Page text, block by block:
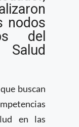
nodos
del
buscan
en las